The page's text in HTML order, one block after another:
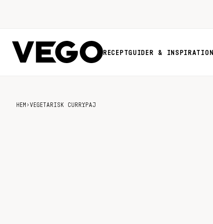
RECEPTGUIDER & INSPIRATION
HEM ›VEGETARISK CURRYPAJ